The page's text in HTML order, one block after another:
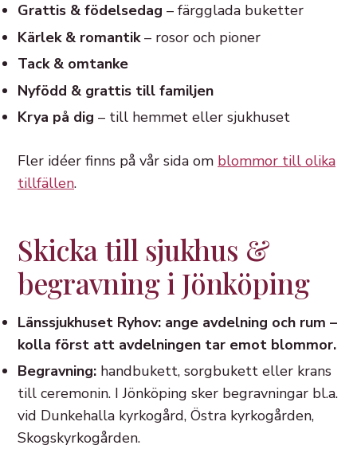
Grattis & födelsedag – färgglada buketter
Kärlek & romantik– rosor och pioner
Tack & omtanke
Nyfödd & grattis till familjen
Krya på dig – till hemmet eller sjukhuset
Fler idéer finns på vår sida om blommor till olika
tillfällen.
Skicka till sjukhus &
begravning i Jönköping
Länssjukhuset Ryhov: ange avdelning och rum –
kolla först att avdelningen tar emot blommor.
Begravning: handbukett, sorgbukett eller krans
till ceremonin. I Jönköping sker begravningar bl.a.
vid Dunkehalla kyrkogård, Östra kyrkogården,
Skogskyrkogården.